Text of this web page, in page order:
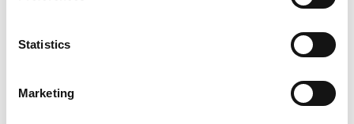
Statistics
Marketing
「CAPCOM CONNECT SPACE」
カプコンの“いま”に飛び込め！
「KITTE大阪」に全国初の体感